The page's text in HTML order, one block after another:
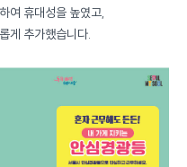
하여 휴대성을 높였고,
을 새롭게 추가했습니다.